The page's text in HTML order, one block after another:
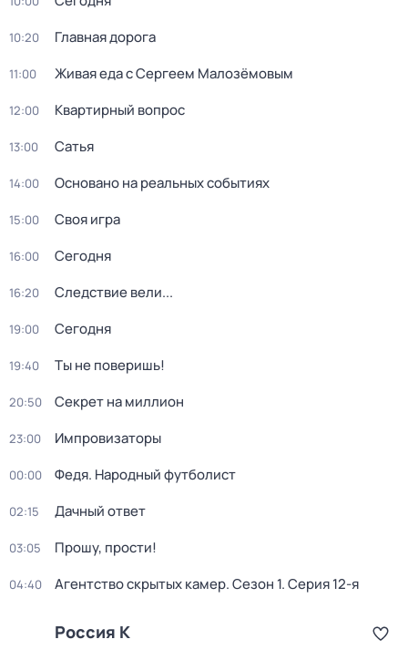
10:20 Главная дорога
11:00 Живая еда с Сергеем Малозёмовым
12:00 Квартирный вопрос
13:00 Сатья
14:00 Основано на реальных событиях
15:00 Своя игра
16:00 Сегодня
16:20 Следствие вели...
19:00 Сегодня
19:40 Ты не поверишь!
20:50 Секрет на миллион
23:00 Импровизаторы
00:00 Федя. Народный футболист
02:15 Дачный ответ
03:05 Прошу, прости!
04:40 Агентство скрытых камер. Сезон 1. Серия 12-я
Россия К